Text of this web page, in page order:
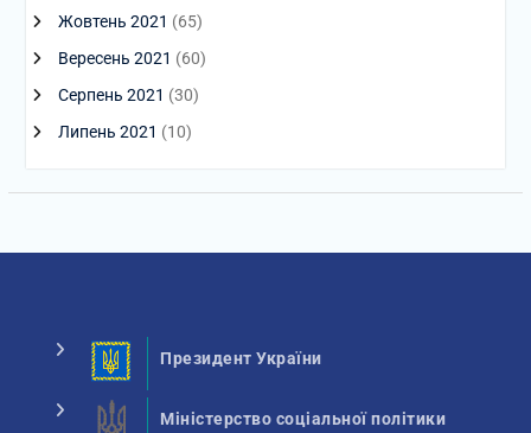
Жовтень 2021 (65)
Вересень 2021 (60)
Серпень 2021 (30)
Липень 2021 (10)
Президент України
Міністерство соціальної політики